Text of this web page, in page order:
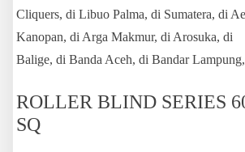
Cliquers, di Libuo Palma, di Sumatera, di
Kanopan, di Arga Makmur, di Arosuka, di
Balige, di Banda Aceh, di Bandar Lampung,
ROLLER BLIND SERIES
SQ